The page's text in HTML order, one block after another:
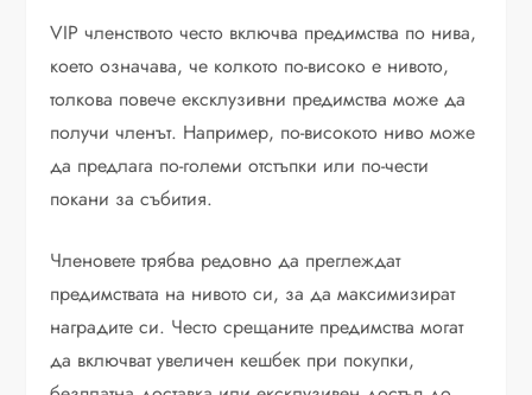
VIP членството често включва предимства по нива,
което означава, че колкото по-високо е нивото,
толкова повече ексклузивни предимства може да
получи членът. Например, по-високото ниво може
да предлага по-големи отстъпки или по-чести
покани за събития.
Членовете трябва редовно да преглеждат
предимствата на нивото си, за да максимизират
наградите си. Често срещаните предимства могат
да включват увеличен кешбек при покупки,